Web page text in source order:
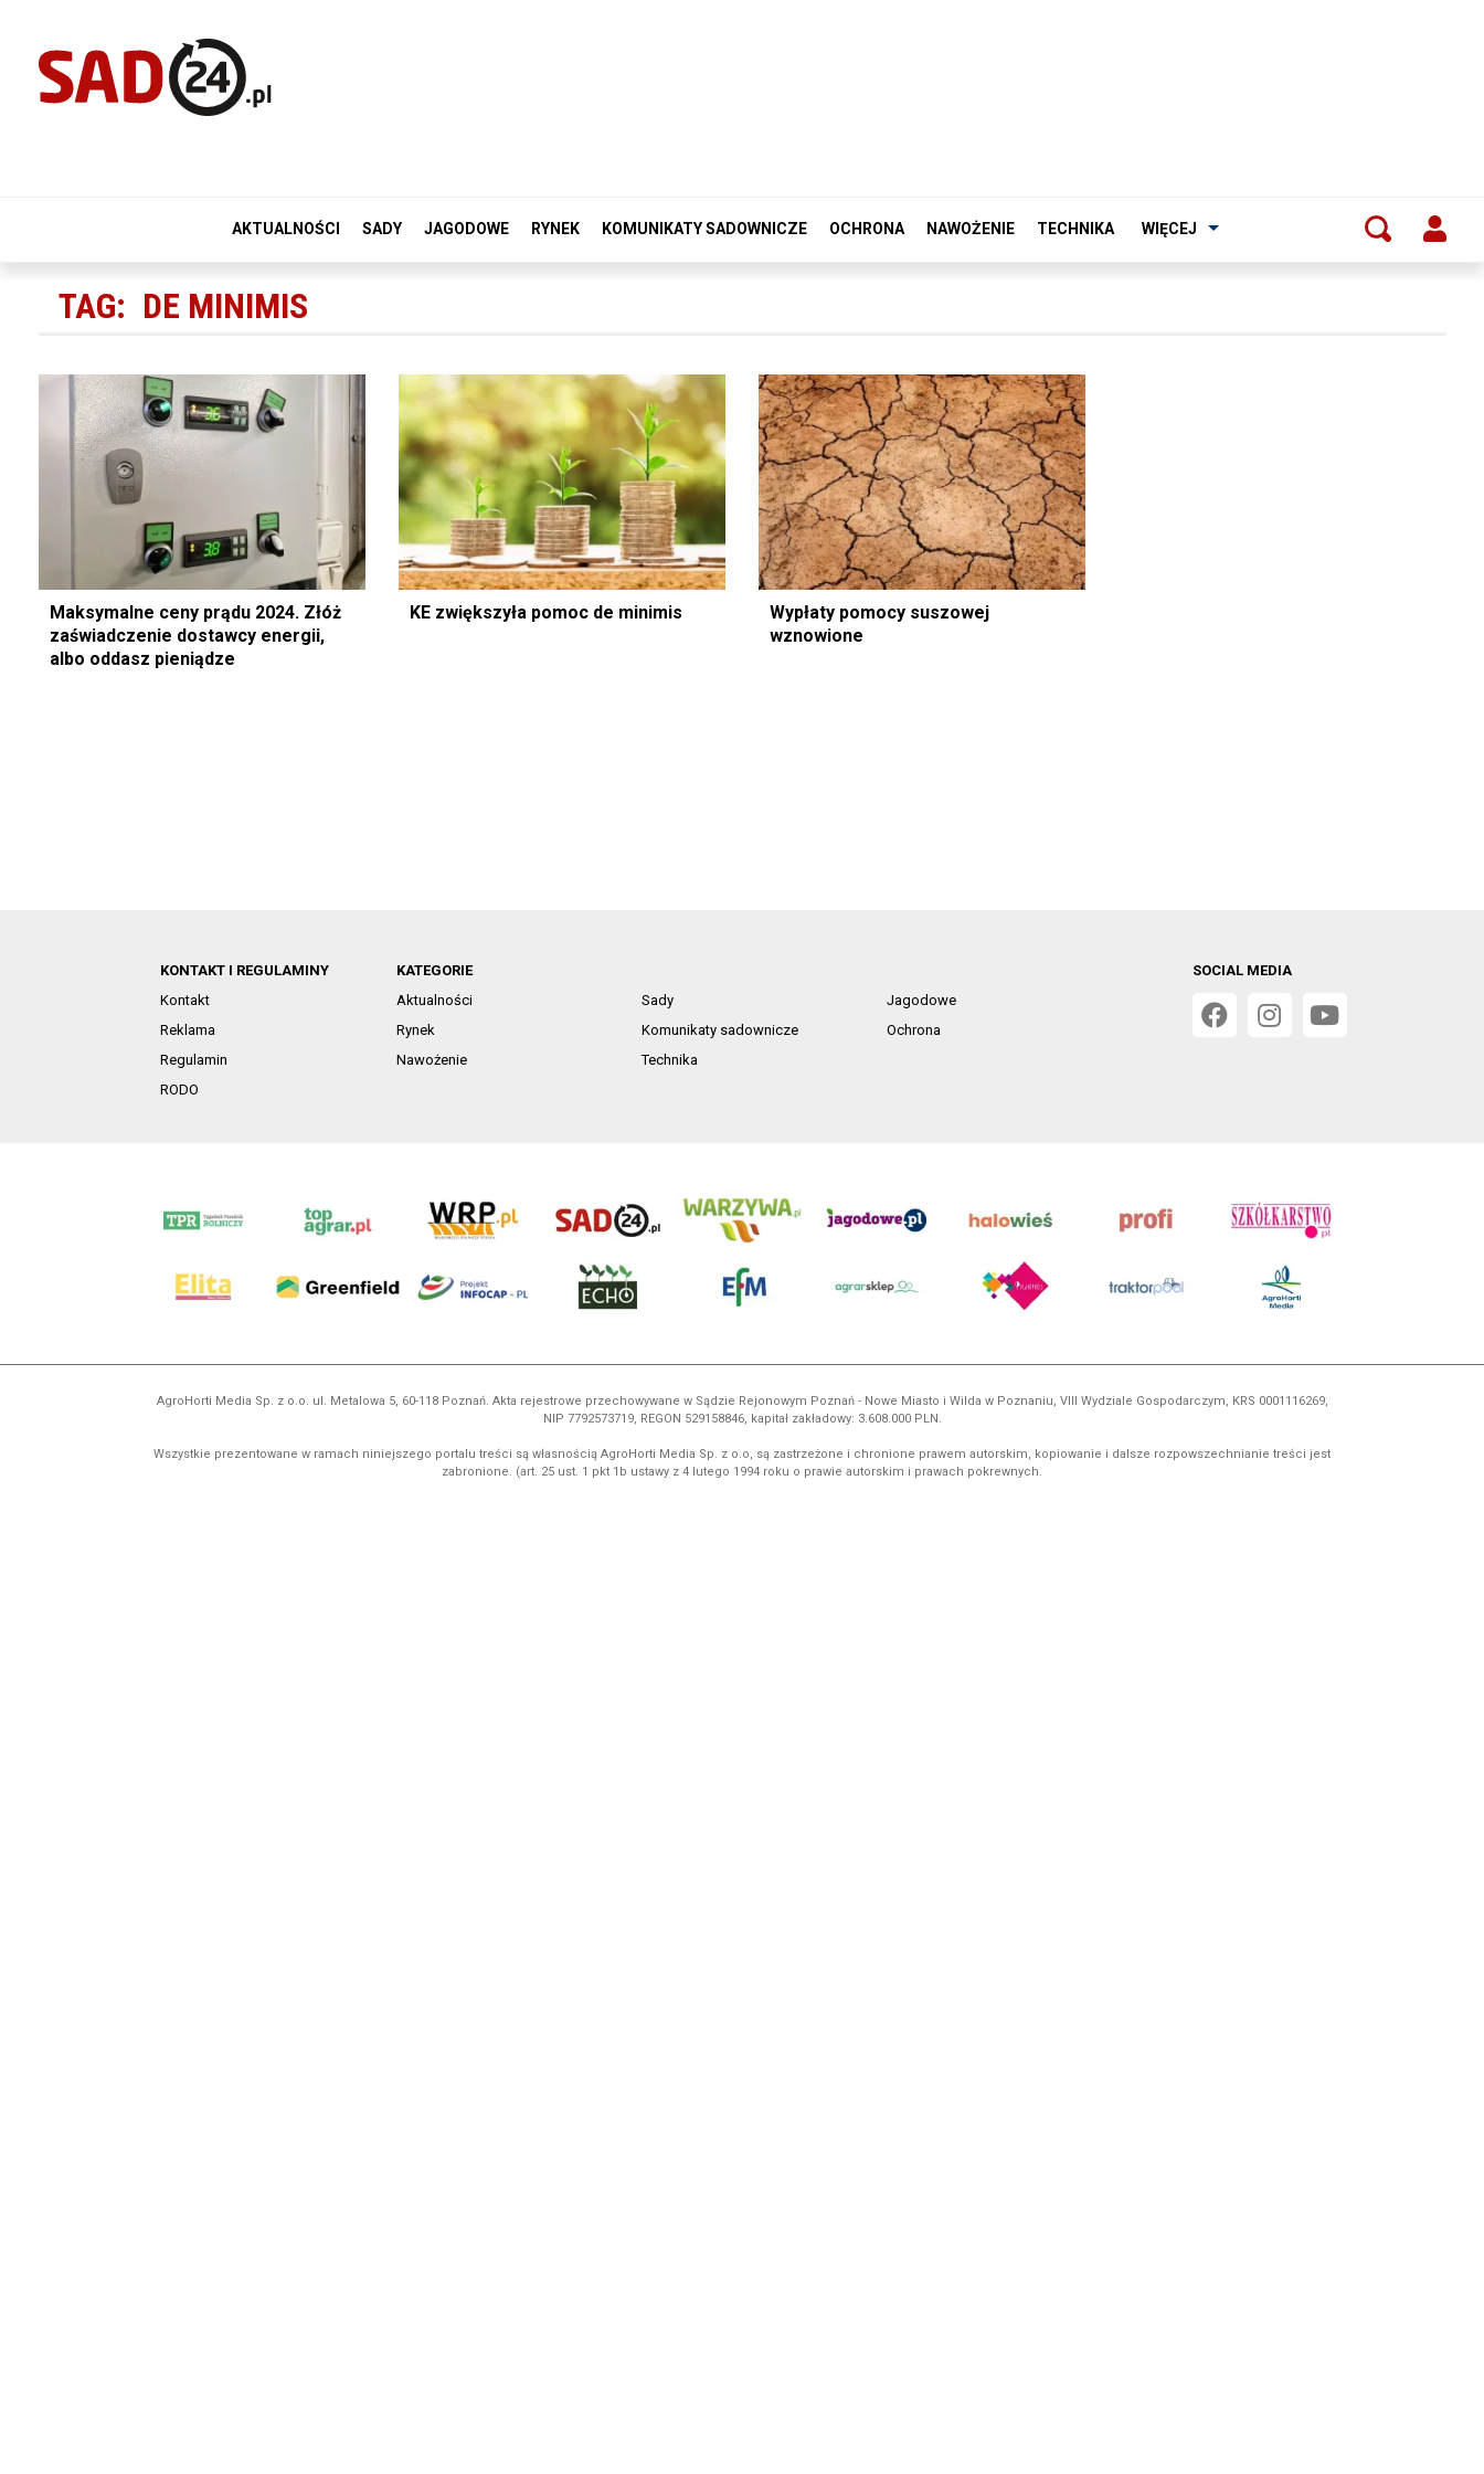
AKTUALNOŚCI SADY JAGODOWE RYNEK KOMUNIKATY SADOWNICZE OCHRONA NAWOŻENIE TECHNIKA WIĘCEJ
TAG: DE MINIMIS
Maksymalne ceny prądu 2024. Złóż
zaświadczenie dostawcy energii,
albo oddasz pieniądze
KE zwiększyła pomoc de minimis
Wypłaty pomocy suszowej
wznowione
KONTAKT I REGULAMINY
Kontakt
Reklama
Regulamin
RODO
KATEGORIE
Aktualności
Sady
Jagodowe
Rynek
Komunikaty sadownicze
Ochrona
Nawożenie
Technika
SOCIAL MEDIA
AgroHorti Media Sp. z o.o. ul. Metalowa 5, 60-118 Poznań. Akta rejestrowe przechowywane w Sądzie Rejonowym Poznań - Nowe Miasto i Wilda w Poznaniu, VIII Wydziale Gospodarczym, KRS 0001116269,
NIP 7792573719, REGON 529158846, kapitał zakładowy: 3.608.000 PLN.
Wszystkie prezentowane w ramach niniejszego portalu treści są własnością AgroHorti Media Sp. z o.o, są zastrzeżone i chronione prawem autorskim, kopiowanie i dalsze rozpowszechnianie treści jest
zabronione. (art. 25 ust. 1 pkt 1b ustawy z 4 lutego 1994 roku o prawie autorskim i prawach pokrewnych.